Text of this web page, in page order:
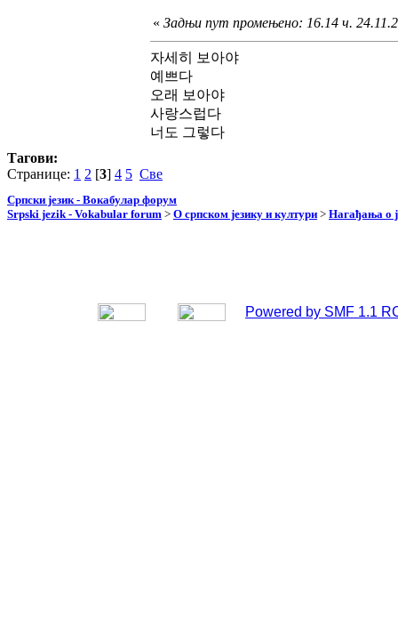
« Задњи пут промењено: 16.14 ч.
자세히 보아야
예쁘다
오래 보아야
사랑스럽다
너도 그렇다
Тагови:
Странице: 1 2 [3] 4 5 Све
Српски језик - Вокабулар форум
Srpski jezik - Vokabular forum > О српском језику и култури > Нагађања о
Powered by SMF 1.1